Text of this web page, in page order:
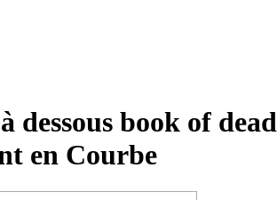
dessous book of
en Courbe